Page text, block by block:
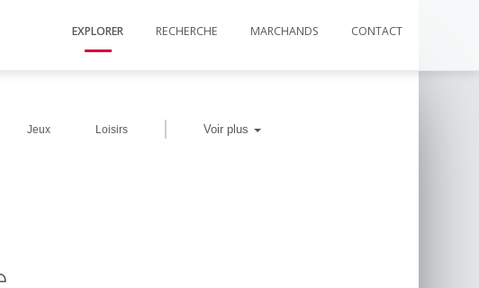
EXPLORER RECHERCHE MARCHANDS CONTACT
Jeux Loisirs | Voir plus